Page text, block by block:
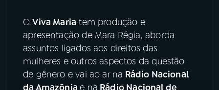
FESTIVAL DE MÚSICA
ACOMPANHE A RÁDIO NACIONAL
YouTube Facebook
OViva Maria tem produção e
apresentação de Mara Régia, aborda
assuntos ligados aos direitos das
mulheres e outros aspectos da questão
de gênero e vai ao ar na Rádio Nacional
da Amazôniae na Rádio Nacional de